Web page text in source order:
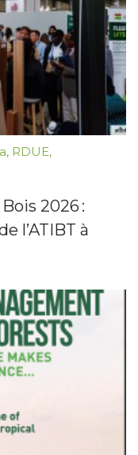
, RDUE,
2026 :
l’ATIBT à